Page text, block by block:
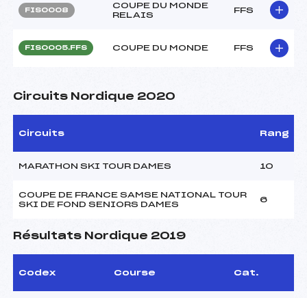
FIS0008
COUPE DU MONDE
RELAIS
FFS
FIS0005.FFS COUPE DU MONDE FFS
Circuits Nordique 2020
Circuits Rang
MARATHON SKI TOUR DAMES 10
COUPE DE FRANCE SAMSE NATIONAL TOUR
SKI DE FOND SENIORS DAMES
6
Résultats Nordique 2019
Codex Course Cat.